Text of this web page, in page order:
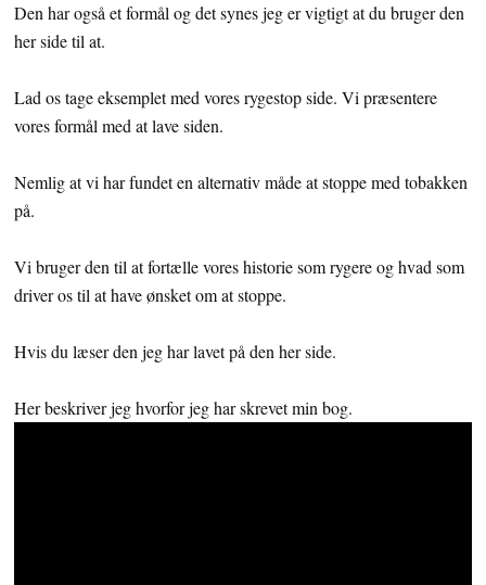
Den har også et formål og det synes jeg er vigtigt at du bruger den
her side til at.
Lad os tage eksemplet med vores rygestop side. Vi præsentere
vores formål med at lave siden.
Nemlig at vi har fundet en alternativ måde at stoppe med tobakken
på.
Vi bruger den til at fortælle vores historie som rygere og hvad som
driver os til at have ønsket om at stoppe.
Hvis du læser den jeg har lavet på den her side.
Her beskriver jeg hvorfor jeg har skrevet min bog.